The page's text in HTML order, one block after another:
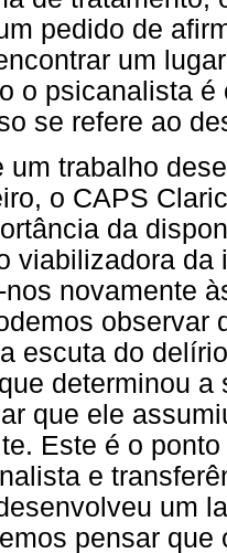
pedido de
um
o psicanalista
se refere ao
um trabalho
o CAPS
da
viabilizadora da
nos novamente
observar
escuta do
determinou
que ele
Este é o
e
um
pensar